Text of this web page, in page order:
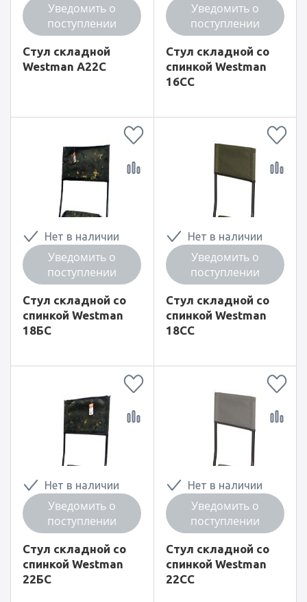
Уведомить о
поступлении
Стул складной
Westman А22С
Уведомить о
поступлении
Стул складной со
спинкой Westman
16СС
Нет в наличии
Уведомить о
поступлении
Стул складной со
спинкой Westman
18БС
Нет в наличии
Уведомить о
поступлении
Стул складной со
спинкой Westman
18СС
Нет в наличии
Уведомить о
поступлении
Стул складной со
спинкой Westman
22БC
Нет в наличии
Уведомить о
поступлении
Стул складной со
спинкой Westman
22СC